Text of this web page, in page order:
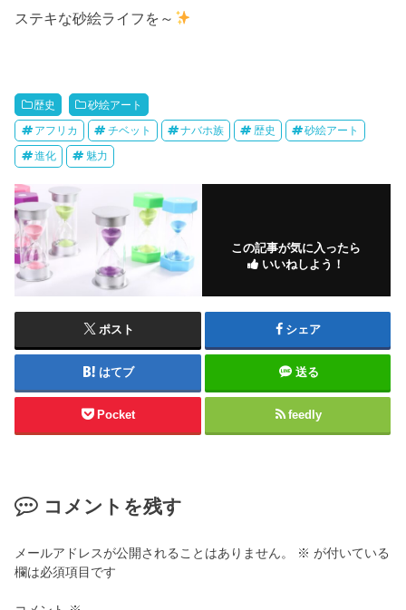
ステキな砂絵ライフを～
歴史 砂絵アート
アフリカ チベット ナバホ族 歴史 砂絵アート
進化 魅力
この記事が気に入ったら
いいねしよう！
ポスト シェア
はてブ 送る
Pocket feedly
コメントを残す
メールアドレスが公開されることはありません。 ※ が付いている
欄は必須項目です